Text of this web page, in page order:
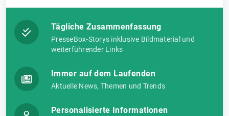
Tägliche Zusammenfassung
PresseBox-Storys inklusive Bildmaterial und
weiterführender Links
Immer auf dem Laufenden
Aktuelle News, Themen und Trends
Personalisierte Informationen